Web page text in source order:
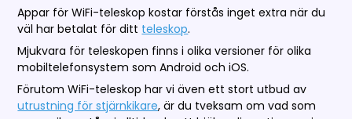
Appar för WiFi-teleskop kostar förstås inget extra när du
väl har betalat för ditt teleskop.
Mjukvara för teleskopen finns i olika versioner för olika
mobiltelefonsystem som Android och iOS.
Förutom WiFi-teleskop har vi även ett stort utbud av
utrustning för stjärnkikare, är du tveksam om vad som